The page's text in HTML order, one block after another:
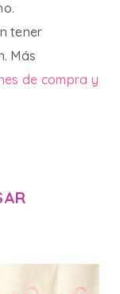
tener
Más
de compra y